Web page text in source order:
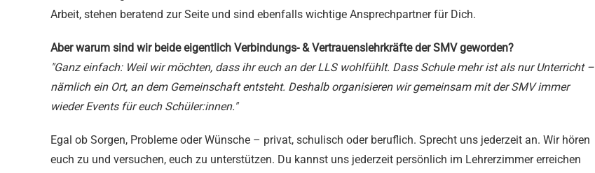
Arbeit, stehen beratend zur Seite und sind ebenfalls wichtige Ansprechpartner für Dich.
Aber warum sind wir beide eigentlich Verbindungs- & Vertrauenslehrkräfteder SMV geworden?
"Ganz einfach: Weil wir möchten, dass ihr euch an der LLS wohlfühlt. Dass Schule mehr ist als nur Unterricht –
nämlich ein Ort, an dem Gemeinschaft entsteht. Deshalb organisieren wir gemeinsam mit der SMV immer
wieder Events für euch Schüler:innen."
Egal ob Sorgen, Probleme oder Wünsche – privat, schulisch oder beruflich. Sprecht uns jederzeit an. Wir hören
euch zu und versuchen, euch zu unterstützen. Du kannst uns jederzeit persönlich im Lehrerzimmer erreichen